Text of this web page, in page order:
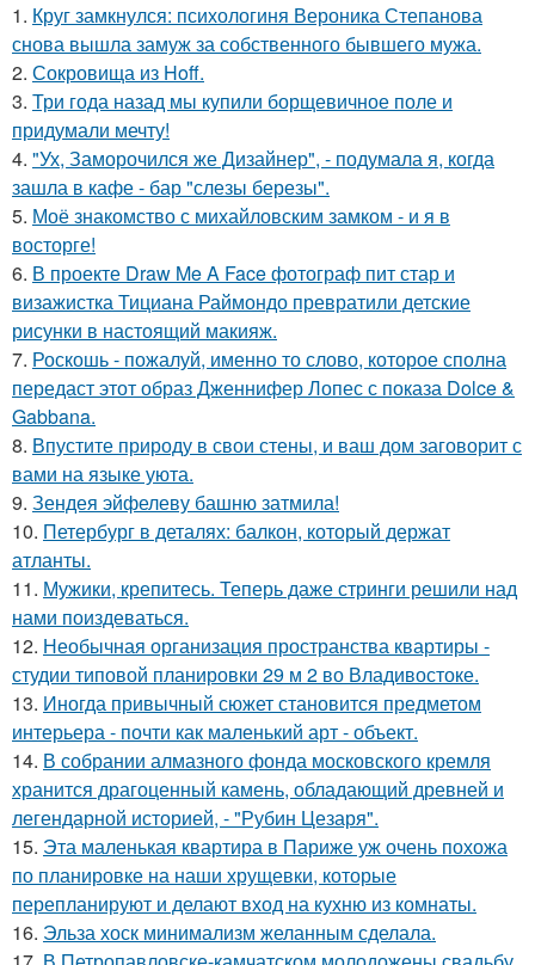
1. Круг замкнулся: психологиня Вероника Степанова
снова вышла замуж за собственного бывшего мужа.
2. Сокровища из Hoff.
3. Три года назад мы купили борщевичное поле и
придумали мечту!
4. "Ух, Заморочился же Дизайнер", - подумала я, когда
зашла в кафе - бар "слезы березы".
5. Моё знакомство с михайловским замком - и я в
восторге!
6. В проекте Draw Me A Face фотограф пит стар и
визажистка Тициана Раймондо превратили детские
рисунки в настоящий макияж.
7. Роскошь - пожалуй, именно то слово, которое сполна
передаст этот образ Дженнифер Лопес с показа Dolce &
Gabbana.
8. Впустите природу в свои стены, и ваш дом заговорит с
вами на языке уюта.
9. Зендея эйфелеву башню затмила!
10. Петербург в деталях: балкон, который держат
атланты.
11. Мужики, крепитесь. Теперь даже стринги решили над
нами поиздеваться.
12. Необычная организация пространства квартиры -
студии типовой планировки 29 м 2 во Владивостоке.
13. Иногда привычный сюжет становится предметом
интерьера - почти как маленький арт - объект.
14. В собрании алмазного фонда московского кремля
хранится драгоценный камень, обладающий древней и
легендарной историей, - "Рубин Цезаря".
15. Эта маленькая квартира в Париже уж очень похожа
по планировке на наши хрущевки, которые
перепланируют и делают вход на кухню из комнаты.
16. Эльза хоск минимализм желанным сделала.